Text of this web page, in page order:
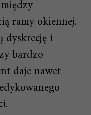
ramy okiennej.
dyskrecję i
bardzo
daje nawet